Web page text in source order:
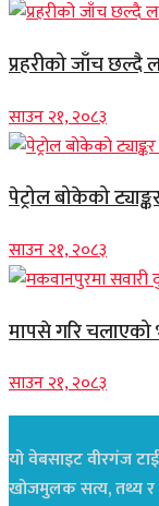
प्रहरीको जाँच छल्दै
साउन २१, २०८३
पेट्रोल बोकेको
साउन २१, २०८३
मापसे गरि चलाएको
साउन २१, २०८३
यो वेबसाइट वीरगंज
खोजमुलक सत्य, तथ्य र